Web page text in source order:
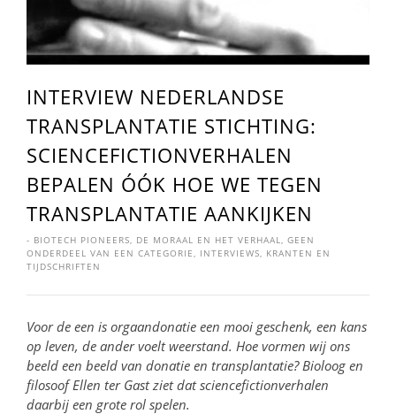
INTERVIEW NEDERLANDSE
TRANSPLANTATIE STICHTING:
SCIENCEFICTIONVERHALEN
BEPALEN ÓÓK HOE WE TEGEN
TRANSPLANTATIE AANKIJKEN
- BIOTECH PIONEERS DE MORAAL EN HET VERHAAL
GEEN
ONDERDEEL VAN EEN CATEGORIE
INTERVIEWS
KRANTEN EN
TIJDSCHRIFTEN
Voor de een is orgaandonatie een mooi geschenk, een kans
op leven, de ander voelt weerstand. Hoe vormen wij ons
beeld een beeld van donatie en transplantatie? Bioloog en
filosoof Ellen ter Gast ziet dat sciencefictionverhalen
daarbij een grote rol spelen.